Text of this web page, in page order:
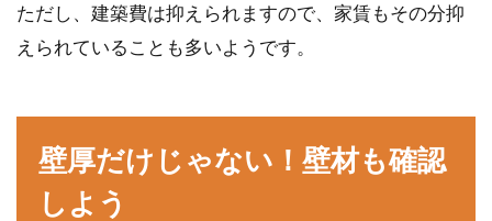
ただし、建築費は抑えられますので、家賃もその分抑
えられていることも多いようです。
壁厚だけじゃない！壁材も確認
しよう